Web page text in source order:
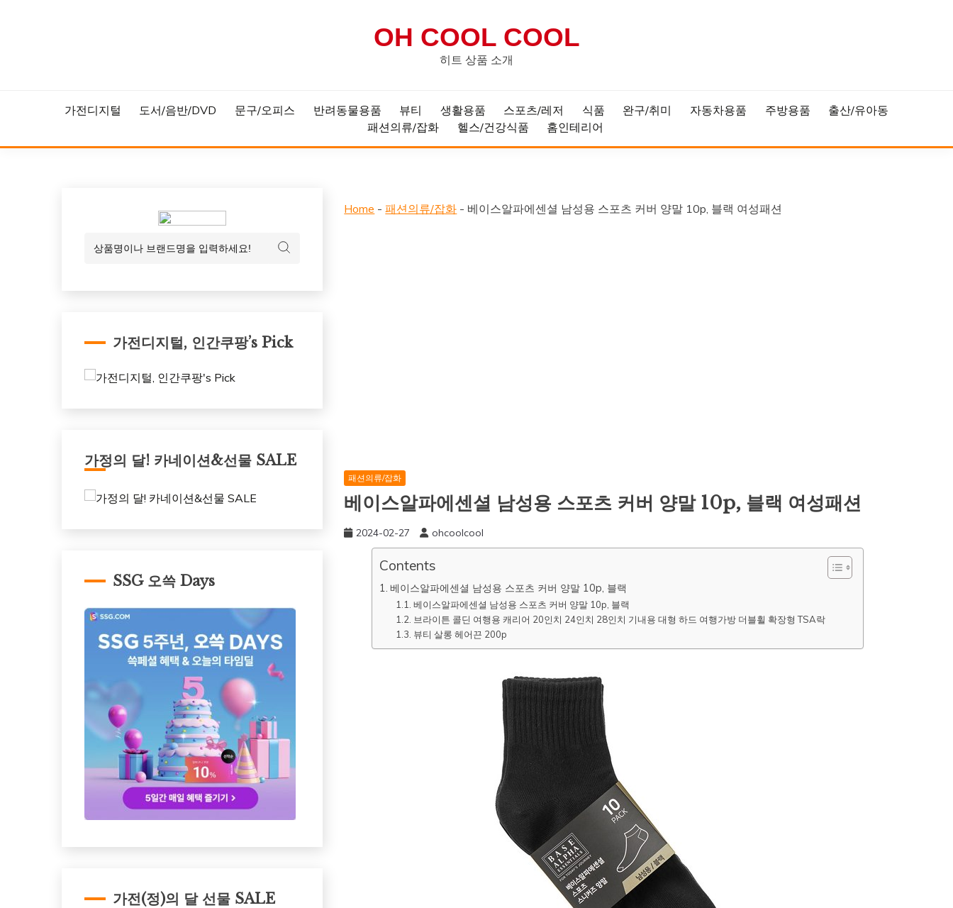
OH COOL COOL
히트 상품 소개
가전디지털 도서/음반/DVD 문구/오피스 반려동물용품 뷰티 생활용품 스포츠/레저 식품 완구/취미 자동차용품 주방용품
출산/유아동
패션의류/잡화
헬스/건강식품 홈인테리어
Home -패션의류/잡화 - 베이스알파에센셜 남성용 스포츠 커버 양말 10p, 블랙 여성패션
패션의류/잡화
베이스알파에센셜 남성용 스포츠 커버 양말 10p, 블랙 여성패션
2024-02-27 ohcoolcool
Contents
베이스알파에센셜 남성용 스포츠 커버 양말 10p, 블랙
베이스알파에센셜 남성용 스포츠 커버 양말 10p, 블랙
브라이튼 콜딘 여행용 캐리어 20인치 24인치 28인치 기내용 대형 하드 여행가방 더블휠 확장형 TSA락
뷰티 살롱 헤어끈 200p
가전디지털, 인간쿠팡’s Pick
가정의 달! 카네이션&선물 SALE
SSG 오쓱 Days
가전(정)의 달 선물 SALE